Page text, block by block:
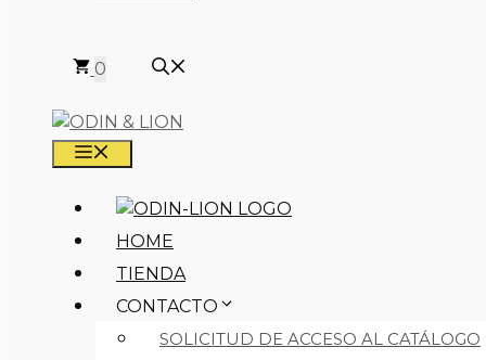
0
HOME
TIENDA
CONTACTO
SOLICITUD DE ACCESO AL CATÁLOGO